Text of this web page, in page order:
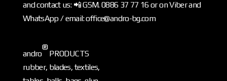
and contact us: 📲 GSM. 0886 37 77 16 or on Viber and
WhatsApp / email: office@andro-bg.com
andro
®
PRODUCTS
rubber, blades, textiles,